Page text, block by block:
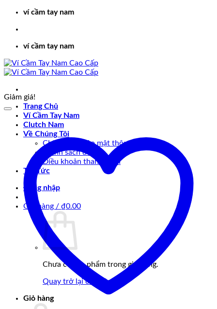
ví cầm tay nam
ví cầm tay nam
Trang Chủ
Ví Cầm Tay Nam
Clutch Nam
Về Chúng Tôi
Chính sách bảo mật thông tin
Chính sách đổi trả
Điều khoản thanh toán
Tin Tức
Đăng nhập
Giỏ hàng / ₫0.00
Chưa có sản phẩm trong giỏ hàng.
Quay trở lại cửa hàng
Giỏ hàng
Giảm giá!